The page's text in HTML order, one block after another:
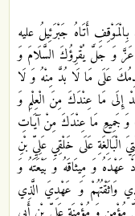
أَتَاهُ جَبْرَئِيلُ عليه
عَزَّ وَ جَلَّ يُقْرِؤُكَ السَّلَامَ وَ
عَلَى مَا لَا بُدَّ مِنْهُ وَ لَا
مَا عِنْدَكَ مِنَ الْعِلْمِ وَ
وَ جَمِيعِ مَا عِنْدَكَ مِنْ آيَاتِ
الْبَالِغَةِ عَلَى خَلْقِي عَلِيِّ بْنِ
عَهْدَهُ وَ مِيثَاقَهُ وَ بَيْعَتَهُ وَ
وَاثَقْتُهُمْ وَ عَهْدِيَ الَّذِي